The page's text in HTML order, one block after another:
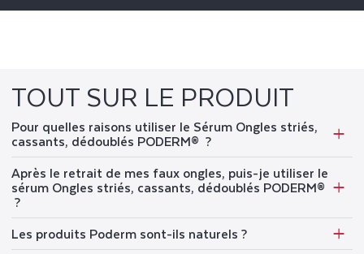
TOUT SUR LE PRODUIT
Pour quelles raisons utiliser le Sérum Ongles striés,
cassants, dédoublés PODERM® ?
Après le retrait de mes faux ongles, puis-je utiliser le
sérum Ongles striés, cassants, dédoublés PODERM®
?
Les produits Poderm sont-ils naturels ?